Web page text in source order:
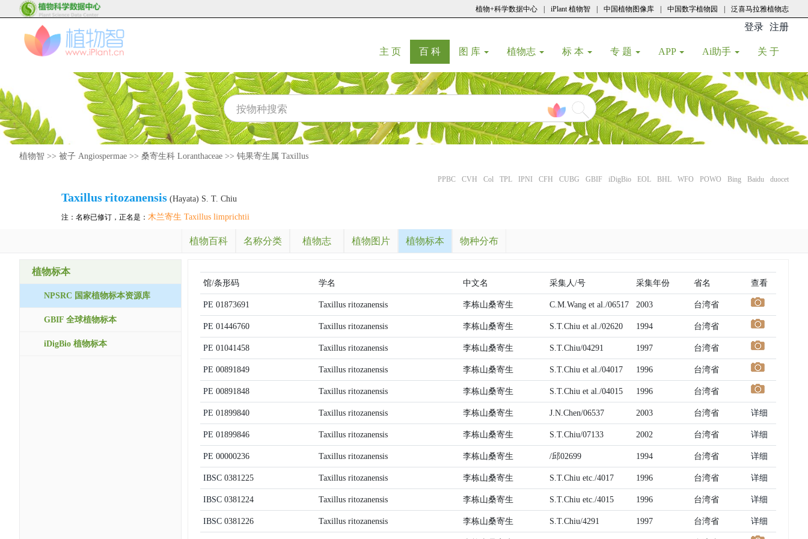
植物+科学数据中心 iPlant 植物智 中国植物图像库 中国数字植物园 泛喜马拉雅植物志
登录 注册
主 页(current)
百 科(current)
图 库 植物志 标 本 专 题 APP Ai助手 关 于
植物智 >> 被子 Angiospermae >> 桑寄生科 Loranthaceae >> 钝果寄生属 Taxillus
PPBC CVH Col TPL IPNI CFH CUBG GBIF iDigBio EOL BHL WFO POWO Bing Baidu duocet
Taxillusritozanensis (Hayata) S. T. Chiu
注：名称已修订，正名是： 木兰寄生 Taxillus limprichtii
植物百科 名称分类 植物志 植物图片 植物标本 物种分布
植物标本
NPSRC 国家植物标本资源库
GBIF 全球植物标本
iDigBio 植物标本
馆/条形码 学名 中文名 采集人/号 采集年份 省名 查看
PE 01873691 Taxillus ritozanensis 李栋山桑寄生 C.M.Wang et al./06517 2003 台湾省
PE 01446760 Taxillus ritozanensis 李栋山桑寄生 S.T.Chiu et al./02620 1994 台湾省
PE 01041458 Taxillus ritozanensis 李栋山桑寄生 S.T.Chiu/04291 1997 台湾省
PE 00891849 Taxillus ritozanensis 李栋山桑寄生 S.T.Chiu et al./04017 1996 台湾省
PE 00891848 Taxillus ritozanensis 李栋山桑寄生 S.T.Chiu et al./04015 1996 台湾省
PE 01899840 Taxillus ritozanensis 李栋山桑寄生 J.N.Chen/06537 2003 台湾省 详细
PE 01899846 Taxillus ritozanensis 李栋山桑寄生 S.T.Chiu/07133 2002 台湾省 详细
PE 00000236 Taxillus ritozanensis 李栋山桑寄生 /邱02699 1994 台湾省 详细
IBSC 0381225 Taxillus ritozanensis 李栋山桑寄生 S.T.Chiu etc./4017 1996 台湾省 详细
IBSC 0381224 Taxillus ritozanensis 李栋山桑寄生 S.T.Chiu etc./4015 1996 台湾省 详细
IBSC 0381226 Taxillus ritozanensis 李栋山桑寄生 S.T.Chiu/4291 1997 台湾省 详细